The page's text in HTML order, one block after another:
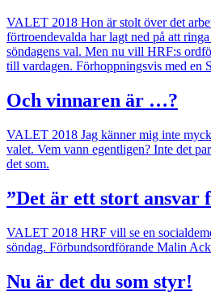
VALET 2018 Hon är stolt över det
förtroendevalda har lagt ned på att
söndagens val. Men nu vill HRF:s
till vardagen. Förhoppningsvis med en
Och vinnaren är …?
VALET 2018 Jag känner mig inte
valet. Vem vann egentligen? Inte det
det som.
”Det är ett stort ansvar
VALET 2018 HRF vill se en
söndag. Förbundsordförande Malin
Nu är det du som styr!